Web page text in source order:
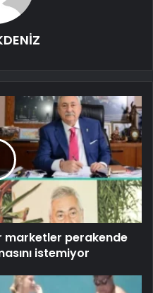
marketler perakende
istemiyor